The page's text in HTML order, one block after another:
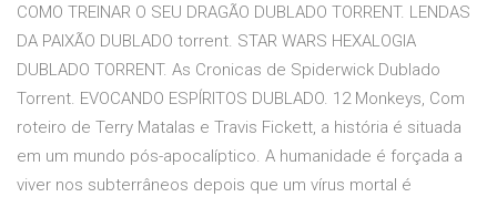
COMO TREINAR O SEU DRAGÃO DUBLADO TORRENT. LENDAS
DA PAIXÃO DUBLADO torrent. STAR WARS HEXALOGIA
DUBLADO TORRENT. As Cronicas de Spiderwick Dublado
Torrent. EVOCANDO ESPÍRITOS DUBLADO. 12 Monkeys, Com
roteiro de Terry Matalas e Travis Fickett, a história é situada
em um mundo pós-apocalíptico. A humanidade é forçada a
viver nos subterrâneos depois que um vírus mortal é